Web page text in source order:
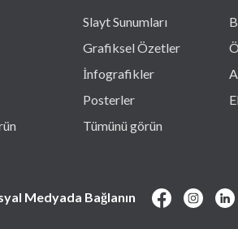
Slayt Sunumları
Grafiksel Özetler
İnfografikler
Posterler
Tümünü görün
Medyada Bağlanın